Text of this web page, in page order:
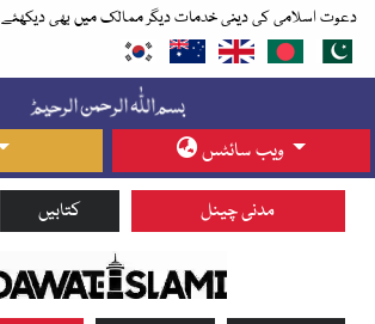
دعوت اسلامی کی دینی خدمات دیگر ممالک میں بھی دیکھئے
ویب سائٹس
کتابیں مدنی چینل